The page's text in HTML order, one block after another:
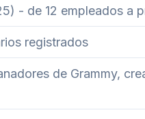
- de 12 empleados a
registrados
de Grammy,